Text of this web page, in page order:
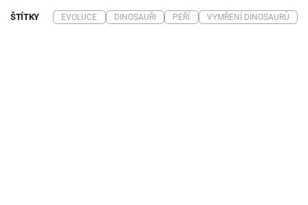
ŠTÍTKY EVOLUCE DINOSAUŘI PEŘÍ VYMŘENÍ DINOSAURŮ